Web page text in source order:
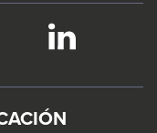
LinkedIn
This
link
will